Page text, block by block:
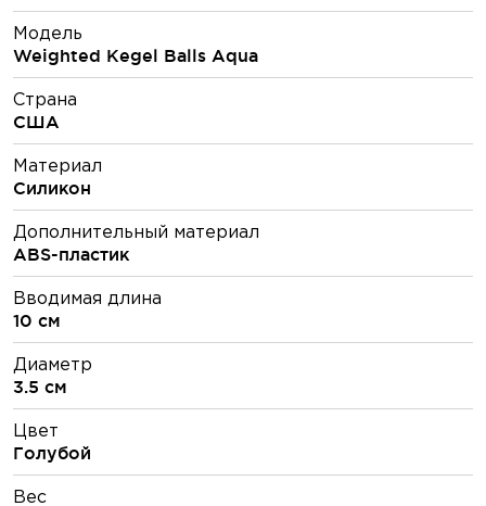
Модель
Weighted Kegel Balls Aqua
Страна
США
Материал
Силикон
Дополнительный материал
ABS-пластик
Вводимая длина
10 см
Диаметр
3.5 см
Цвет
Голубой
Вес